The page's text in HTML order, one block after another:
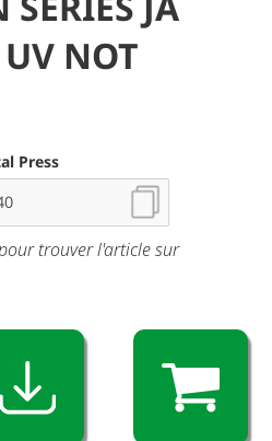
NOT
Press
trouver l'article sur